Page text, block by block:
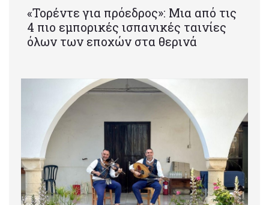
«Τορέντε για πρόεδρος»: Mια από τις
4 πιο εμπορικές ισπανικές ταινίες
όλων των εποχών στα θερινά